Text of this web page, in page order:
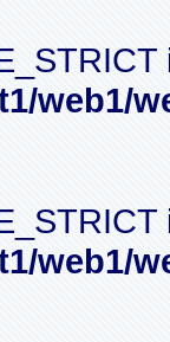
web1/
web1/